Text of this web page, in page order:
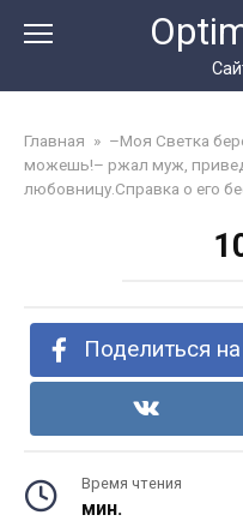
Главная » –Моя Светка
можешь!– ржал муж,
любовницу.Справка о его
Поделиться
Время чтения
мин.